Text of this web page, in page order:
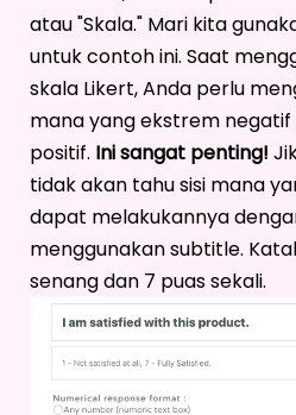
atau "Skala." Mari kita
untuk contoh ini. Saat
skala Likert, Anda perlu
mana yang ekstrem
positif. Ini sangat penting!
tidak akan tahu sisi mana
dapat melakukannya
menggunakan subtitle.
senang dan 7 puas sekali.